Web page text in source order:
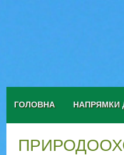
ГОЛОВНА НАПРЯМКИ